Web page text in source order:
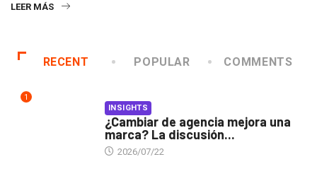
LEER MÁS
RECENT POPULAR COMMENTS
1
INSIGHTS
¿Cambiar de agencia mejora una
marca? La discusión...
2026/07/22